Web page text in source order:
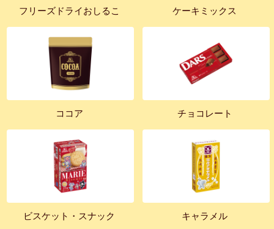
フリーズドライおしるこ ケーキミックス
ココア チョコレート
ビスケット・スナック キャラメル